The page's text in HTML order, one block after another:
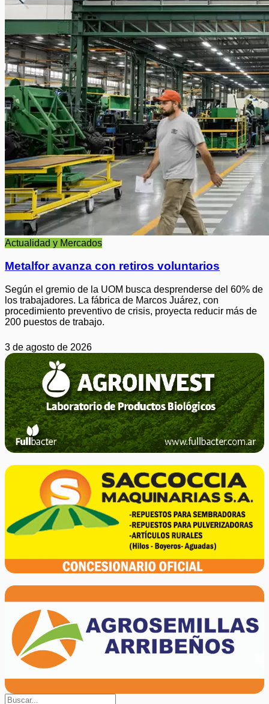
Actualidad y Mercados
Metalfor avanza con retiros voluntarios
Según el gremio de la UOM busca desprenderse del 60% de
los trabajadores. La fábrica de Marcos Juárez, con
procedimiento preventivo de crisis, proyecta reducir más de
200 puestos de trabajo.
3 de agosto de 2026